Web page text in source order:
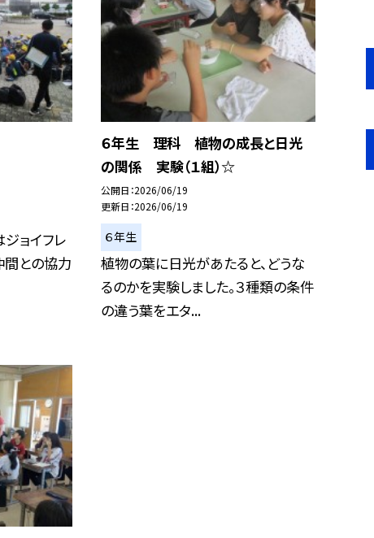
ョイフレ
間との協力
６年生 理科 植物の成長と日光
の関係 実験（１組）☆
公開日 2026/06/19
更新日 2026/06/19
６年生
植物の葉に日光があたると、どうな
るのかを実験しました。３種類の条件
の違う葉をエタ...